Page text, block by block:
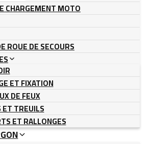
CHARGEMENT MOTO
ROUE DE SECOURS
ET FIXATION
DE FEUX
TREUILS
ET RALLONGES